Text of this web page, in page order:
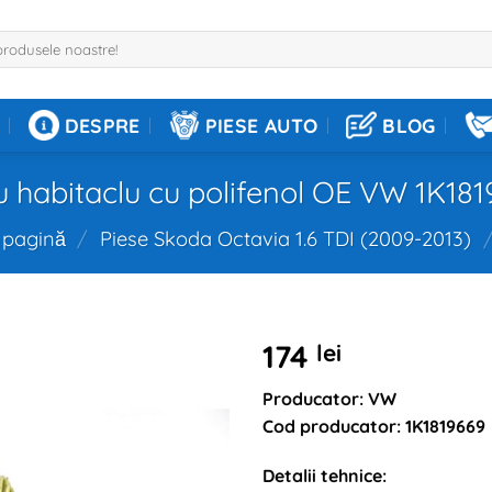
DESPRE PIESE AUTO BLOG
habitaclu cu polifenol OE VW
/ Piese Skoda Octavia 1.6 TDI (2009-2013)
174 lei
Producator: VW
Cod producator: 1K1819669
Detalii tehnice: